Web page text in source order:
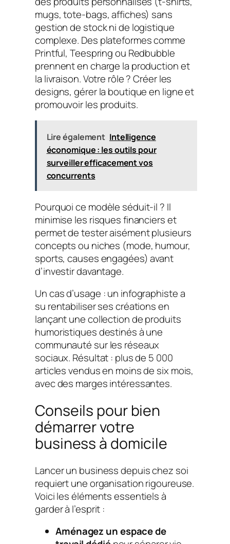
mugs, tote-bags, affiches) sans
gestion de stock ni de logistique
complexe. Des plateformes comme
Printful, Teespring ou Redbubble
prennent en charge la production et
la livraison. Votre rôle ? Créer les
designs, gérer la boutique en ligne et
promouvoir les produits.
Lire également Intelligence
économique : les outils pour
surveiller efficacement vos
concurrents
Pourquoi ce modèle séduit-il ? Il
minimise les risques financiers et
permet de tester aisément plusieurs
concepts ou niches (mode, humour,
sports, causes engagées) avant
d’investir davantage.
Un cas d’usage : un infographiste a
su rentabiliser ses créations en
lançant une collection de produits
humoristiques destinés à une
communauté sur les réseaux
sociaux. Résultat : plus de 5 000
articles vendus en moins de six mois,
avec des marges intéressantes.
Conseils pour bien
démarrer votre
business à domicile
Lancer un business depuis chez soi
requiert une organisation rigoureuse.
Voici les éléments essentiels à
garder à l’esprit :
Aménagez un espace de